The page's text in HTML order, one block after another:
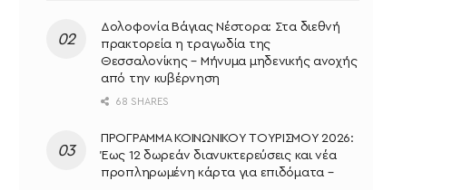
Δολοφονία Βάγιας Νέστορα: Στα διεθνή
πρακτορεία η τραγωδία της
Θεσσαλονίκης – Μήνυμα μηδενικής ανοχής
από την κυβέρνηση
68 SHARES
ΠΡΟΓΡΑΜΜΑ ΚΟΙΝΩΝΙΚΟΥ ΤΟΥΡΙΣΜΟΥ 2026:
Έως 12 δωρεάν διανυκτερεύσεις και νέα
προπληρωμένη κάρτα για επιδόματα –